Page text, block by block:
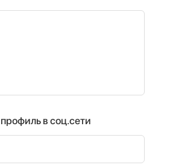
в соц.сети